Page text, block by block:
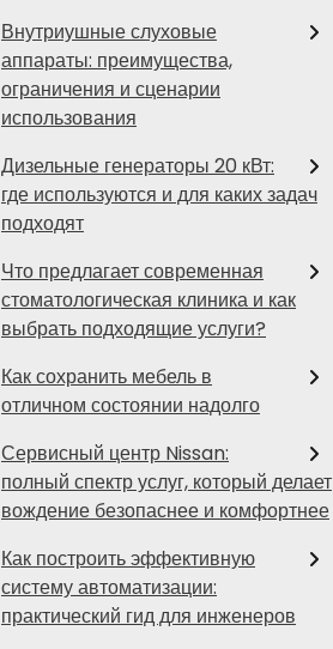
Внутриушные слуховые
аппараты: преимущества,
ограничения и сценарии
использования
Дизельные генераторы 20 кВт:
где используются и для каких задач
подходят
Что предлагает современная
стоматологическая клиника и как
выбрать подходящие услуги?
Как сохранить мебель в
отличном состоянии надолго
Сервисный центр Nissan:
полный спектр услуг, который делает
вождение безопаснее и комфортнее
Как построить эффективную
систему автоматизации:
практический гид для инженеров